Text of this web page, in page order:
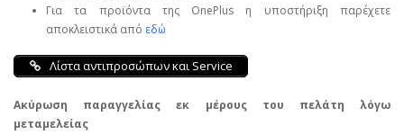
Για τα προϊόντα της OnePlus η υποστήριξη παρέχετε
αποκλειστικά από εδώ
Λίστα αντιπροσώπων και Service
Ακύρωση παραγγελίας εκ μέρους του πελάτη λόγω
μεταμελείας